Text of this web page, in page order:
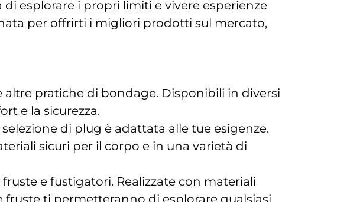
esplorare i propri limiti e vivere esperienze
per offrirti i migliori prodotti sul mercato,
altre pratiche di bondage. Disponibili in diversi
e la sicurezza.
di plug è adattata alle tue esigenze.
sicuri per il corpo e in una varietà di
e fustigatori. Realizzate con materiali
ti permetteranno di esplorare qualsiasi